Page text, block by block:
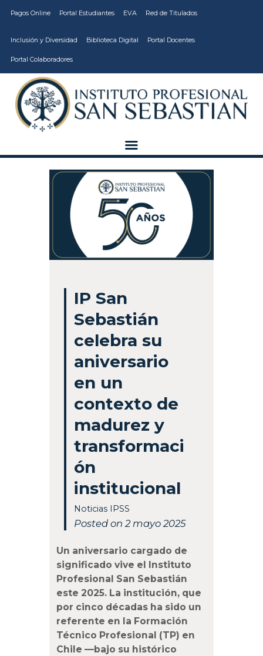
Pagos Online Portal Estudiantes EVA Red de Titulados
Inclusión y Diversidad Biblioteca Digital Portal Docentes
Portal Colaboradores
CARRERAS
VIDA ESTUDIANTIL
INSTITUCIÓN
VCM
EDUCACIÓN
CONTINUA
IP San
Sebastián
celebra su
aniversario
en un
contexto de
madurez y
transformaci
ón
institucional
Noticias IPSS
Posted on 2 mayo 2025
Un aniversario cargado de
significado vive el Instituto
Profesional San Sebastián
este 2025. La institución, que
por cinco décadas ha sido un
referente en la Formación
Técnico Profesional (TP) en
Chile —bajo su histórico